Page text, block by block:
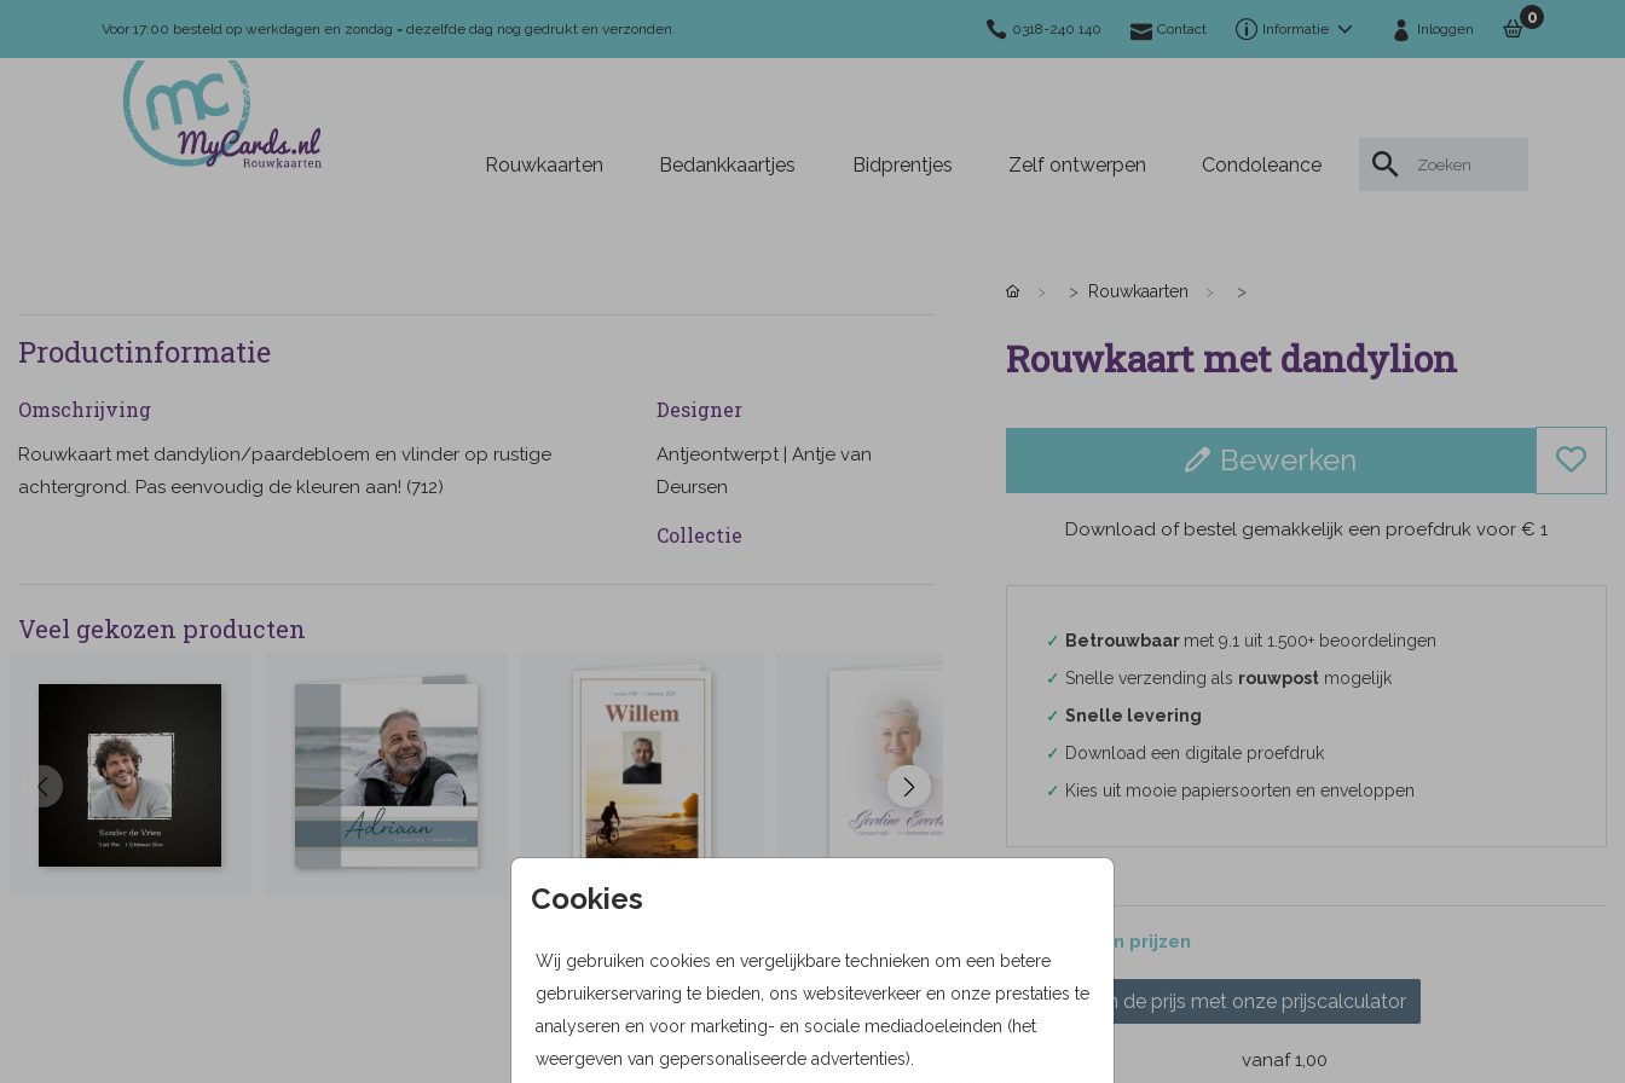
Voor 17:00 besteld op werkdagen en zondag = dezelfde dag nog gedrukt en verzonden. 0318-240 140 Contact Informatie Inloggen
0
Rouwkaarten Bedankkaartjes Bidprentjes Zelf ontwerpen Condoleance
Cookies
Wij gebruiken cookies en vergelijkbare technieken om een betere
gebruikerservaring te bieden, ons websiteverkeer en onze prestaties te
analyseren en voor marketing- en sociale mediadoeleinden (het
weergeven van gepersonaliseerde advertenties).
Productinformatie
Omschrijving
Rouwkaart met dandylion/paardebloem en vlinder op rustige
achtergrond. Pas eenvoudig de kleuren aan! (712)
Designer
Antjeontwerpt | Antje van
Deursen
Collectie
Veel gekozen producten
Rouwkaarten
Rouwkaart met dandylion
Bewerken
Download of bestel gemakkelijk een proefdruk voor € 1
✓ Betrouwbaar met 9.1 uit 1.500+ beoordelingen
✓ Snelle verzending als rouwpostmogelijk
✓ Snelle levering
✓ Download een digitale proefdruk
✓ Kies uit mooie papiersoorten en enveloppen
Formaten en prijzen
Bereken de prijs met onze prijscalculator
vanaf 1,00